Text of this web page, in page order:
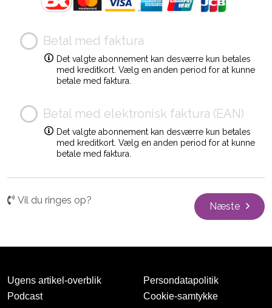
Betal med faktura
Det valgte abonnement kan desværre kun betales
med kreditkort. Vælg en anden period for at kunne
betale med faktura.
Betal med elektronisk faktura (EAN)
Det valgte abonnement kan desværre kun betales
med kreditkort. Vælg en anden period for at kunne
betale med faktura.
Vil du ringes op?
Næste
Ugens artikel-overblik
Podcast
Persondatapolitik
Cookie-samtykke